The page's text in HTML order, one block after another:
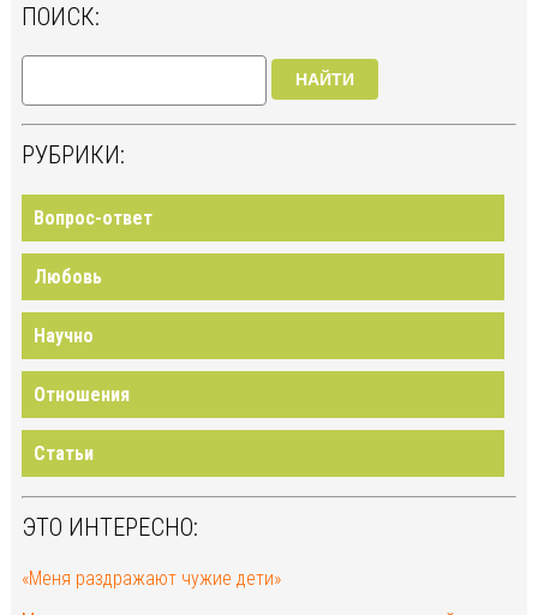
ПОИСК:
НАЙТИ
РУБРИКИ:
Вопрос-ответ
Любовь
Научно
Отношения
Статьи
ЭТО ИНТЕРЕСНО:
«Меня раздражают чужие дети»